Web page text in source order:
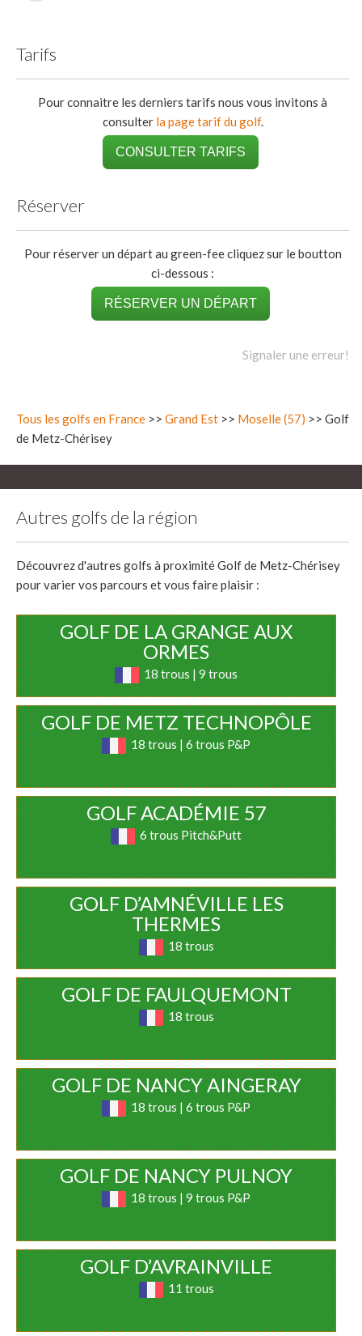
Tarifs
Pour connaitre les derniers tarifs nous vous invitons à
consulter la page tarif du golf.
CONSULTER TARIFS
Réserver
Pour réserver un départ au green-fee cliquez sur le boutton
ci-dessous :
RÉSERVER UN DÉPART
Signaler une erreur!
Tous les golfs en France >> Grand Est >> Moselle (57) >> Golf
de Metz-Chérisey
Autres golfs de la région
Découvrez d'autres golfs à proximité Golf de Metz-Chérisey
pour varier vos parcours et vous faire plaisir :
GOLF DE LA GRANGE AUX
ORMES
18 trous | 9 trous
GOLF DE METZ TECHNOPÔLE
18 trous | 6 trous P&P
GOLF ACADÉMIE 57
6 trous Pitch&Putt
GOLF D’AMNÉVILLE LES
THERMES
18 trous
GOLF DE FAULQUEMONT
18 trous
GOLF DE NANCY AINGERAY
18 trous | 6 trous P&P
GOLF DE NANCY PULNOY
18 trous | 9 trous P&P
GOLF D’AVRAINVILLE
11 trous